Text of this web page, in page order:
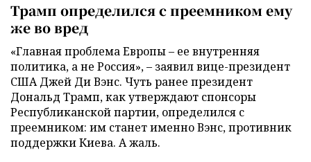
Трамп определился с преемником ему
же во вред
«Главная проблема Европы – ее внутренняя
политика, а не Россия», – заявил вице-президент
США Джей Ди Вэнс. Чуть ранее президент
Дональд Трамп, как утверждают спонсоры
Республиканской партии, определился с
преемником: им станет именно Вэнс, противник
поддержки Киева. А жаль.